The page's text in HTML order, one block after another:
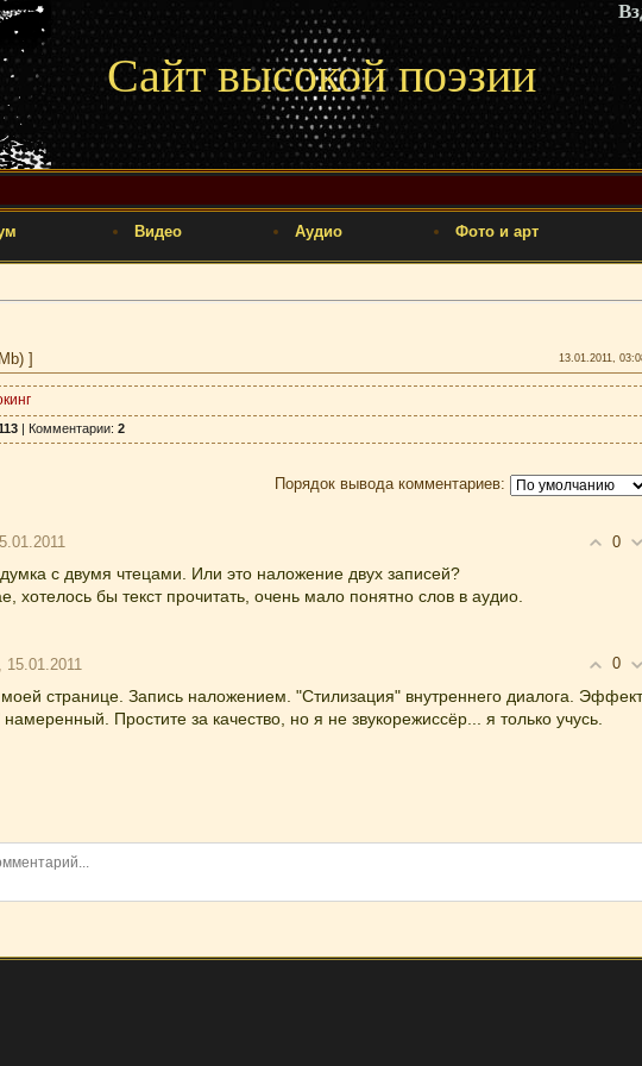
Сайт высокой поэзии
Видео Аудио Фото и арт
] 13.01.2011,
Комментарии: 2
Порядок вывода комментариев:
0
с двумя чтецами. Или это наложение двух записей?
хотелось бы текст прочитать, очень мало понятно слов в аудио.
0
15.01.2011
странице. Запись наложением. "Стилизация" внутреннего диалога. Эффект
Простите за качество, но я не звукорежиссёр... я только учусь.